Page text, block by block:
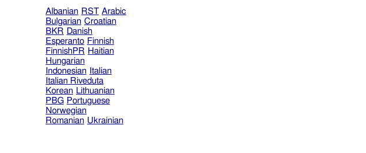
Albanian RST Arabic
Bulgarian Croatian
BKR Danish
Esperanto Finnish
FinnishPR Haitian
Hungarian
Indonesian
Italian
Italian Riveduta
Korean Lithuanian
PBG Portuguese
Norwegian
Romanian Ukrainian